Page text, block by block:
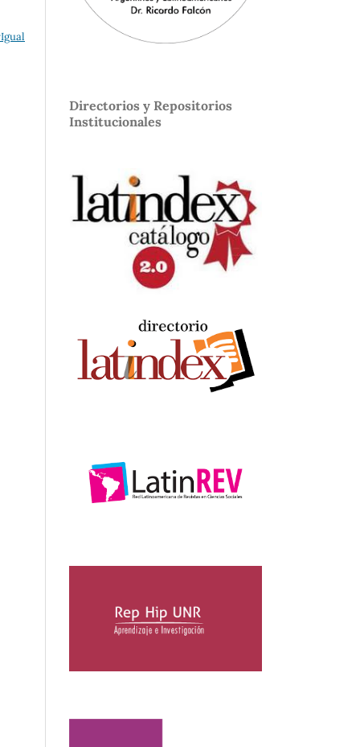
Directorios y Repositorios
Institucionales